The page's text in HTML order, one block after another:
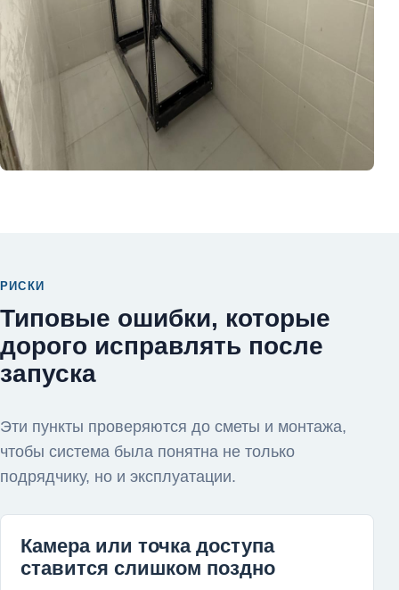
РИСКИ
Типовые ошибки, которые
дорого исправлять после
запуска
Эти пункты проверяются до сметы и монтажа,
чтобы система была понятна не только
подрядчику, но и эксплуатации.
Камера или точка доступа
ставится слишком поздно